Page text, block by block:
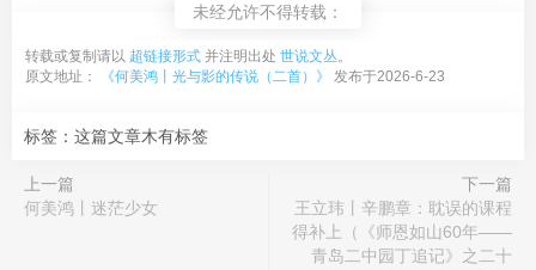
未经允许不得转载：
转载或复制请以 超链接形式 并注明出处 世说文丛。
原文地址：
《何美鸿丨光与影的传说（二首）》 发布于2026-6-23
标签：这篇文章木有标签
上一篇
何美鸿丨迷茫少女
下一篇
王立玮丨辛鹏章：耽误的课程
得补上（《师恩如山60年——
青岛二中园丁追记》之二十